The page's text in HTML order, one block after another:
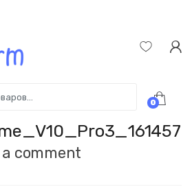
0
a comment